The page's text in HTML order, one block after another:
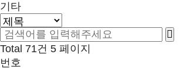
기타
Total 71건 5 페이지
번호